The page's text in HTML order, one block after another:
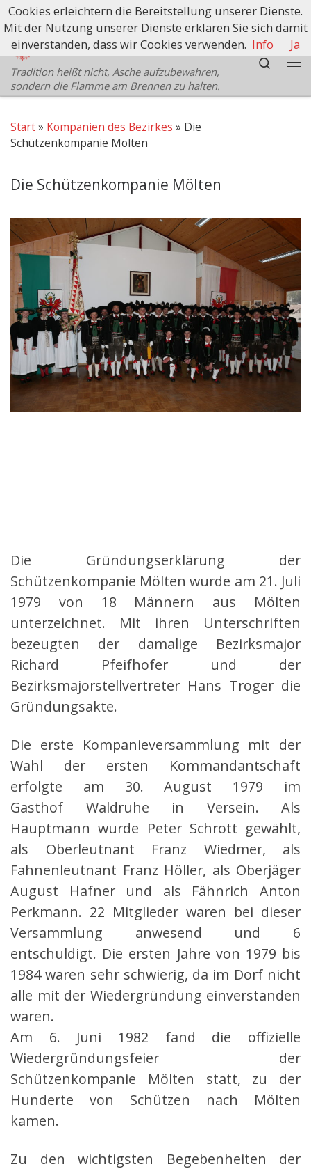
Zum Inhalt springen
Schützenbezirk Bozen
Tradition heißt nicht, Asche aufzubewahren,
sondern die Flamme am Brennen zu halten.
Search
Start» Kompanien des Bezirkes » Die
Schützenkompanie Mölten
Die Schützenkompanie Mölten
Die Gründungserklärung der
Schützenkompanie Mölten wurde am 21. Juli
1979 von 18 Männern aus Mölten
unterzeichnet. Mit ihren Unterschriften
bezeugten der damalige Bezirksmajor
Richard Pfeifhofer und der
Bezirksmajorstellvertreter Hans Troger die
Gründungsakte.
Die erste Kompanieversammlung mit der
Wahl der ersten Kommandantschaft
erfolgte am 30. August 1979 im
Gasthof Waldruhe in Versein. Als
Hauptmann wurde Peter Schrott gewählt,
als Oberleutnant Franz Wiedmer, als
Fahnenleutnant Franz Höller, als Oberjäger
August Hafner und als Fähnrich Anton
Perkmann. 22 Mitglieder waren bei dieser
Versammlung anwesend und 6
entschuldigt. Die ersten Jahre von 1979 bis
1984 waren sehr schwierig, da im Dorf nicht
alle mit der Wiedergründung einverstanden
waren.
Am 6. Juni 1982 fand die offizielle
Wiedergründungsfeier der
Schützenkompanie Mölten statt, zu der
Hunderte von Schützen nach Mölten
kamen.
Zu den wichtigsten Begebenheiten der
Cookies erleichtern die Bereitstellung unserer Dienste.
Mit der Nutzung unserer Dienste erklären Sie sich damit
einverstanden, dass wir Cookies verwenden. Info Ja